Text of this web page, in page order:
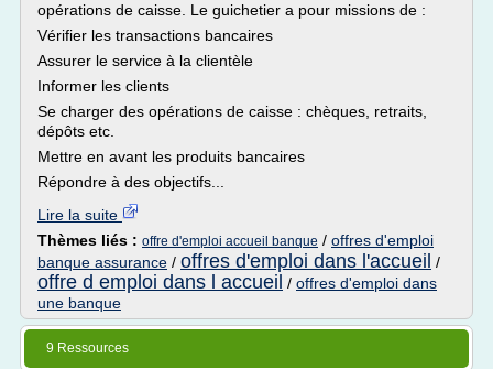
opérations de caisse. Le guichetier a pour missions de :
Vérifier les transactions bancaires
Assurer le service à la clientèle
Informer les clients
Se charger des opérations de caisse : chèques, retraits,
dépôts etc.
Mettre en avant les produits bancaires
Répondre à des objectifs...
Lire la suite
Thèmes liés : offre d'emploi accueil banque / offres d'emploi
banque assurance / offres d'emploi dans l'accueil /
offre d emploi dans l accueil / offres d'emploi dans
une banque
9 Ressources